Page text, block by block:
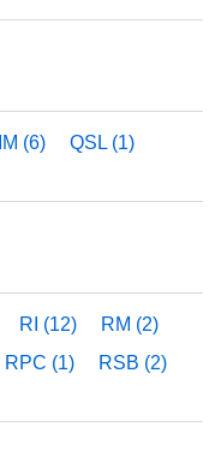
(3)
LSR (13)
(6)
QSL (1)
RI (12)
RM (2)
RPC (1)
RSB (2)